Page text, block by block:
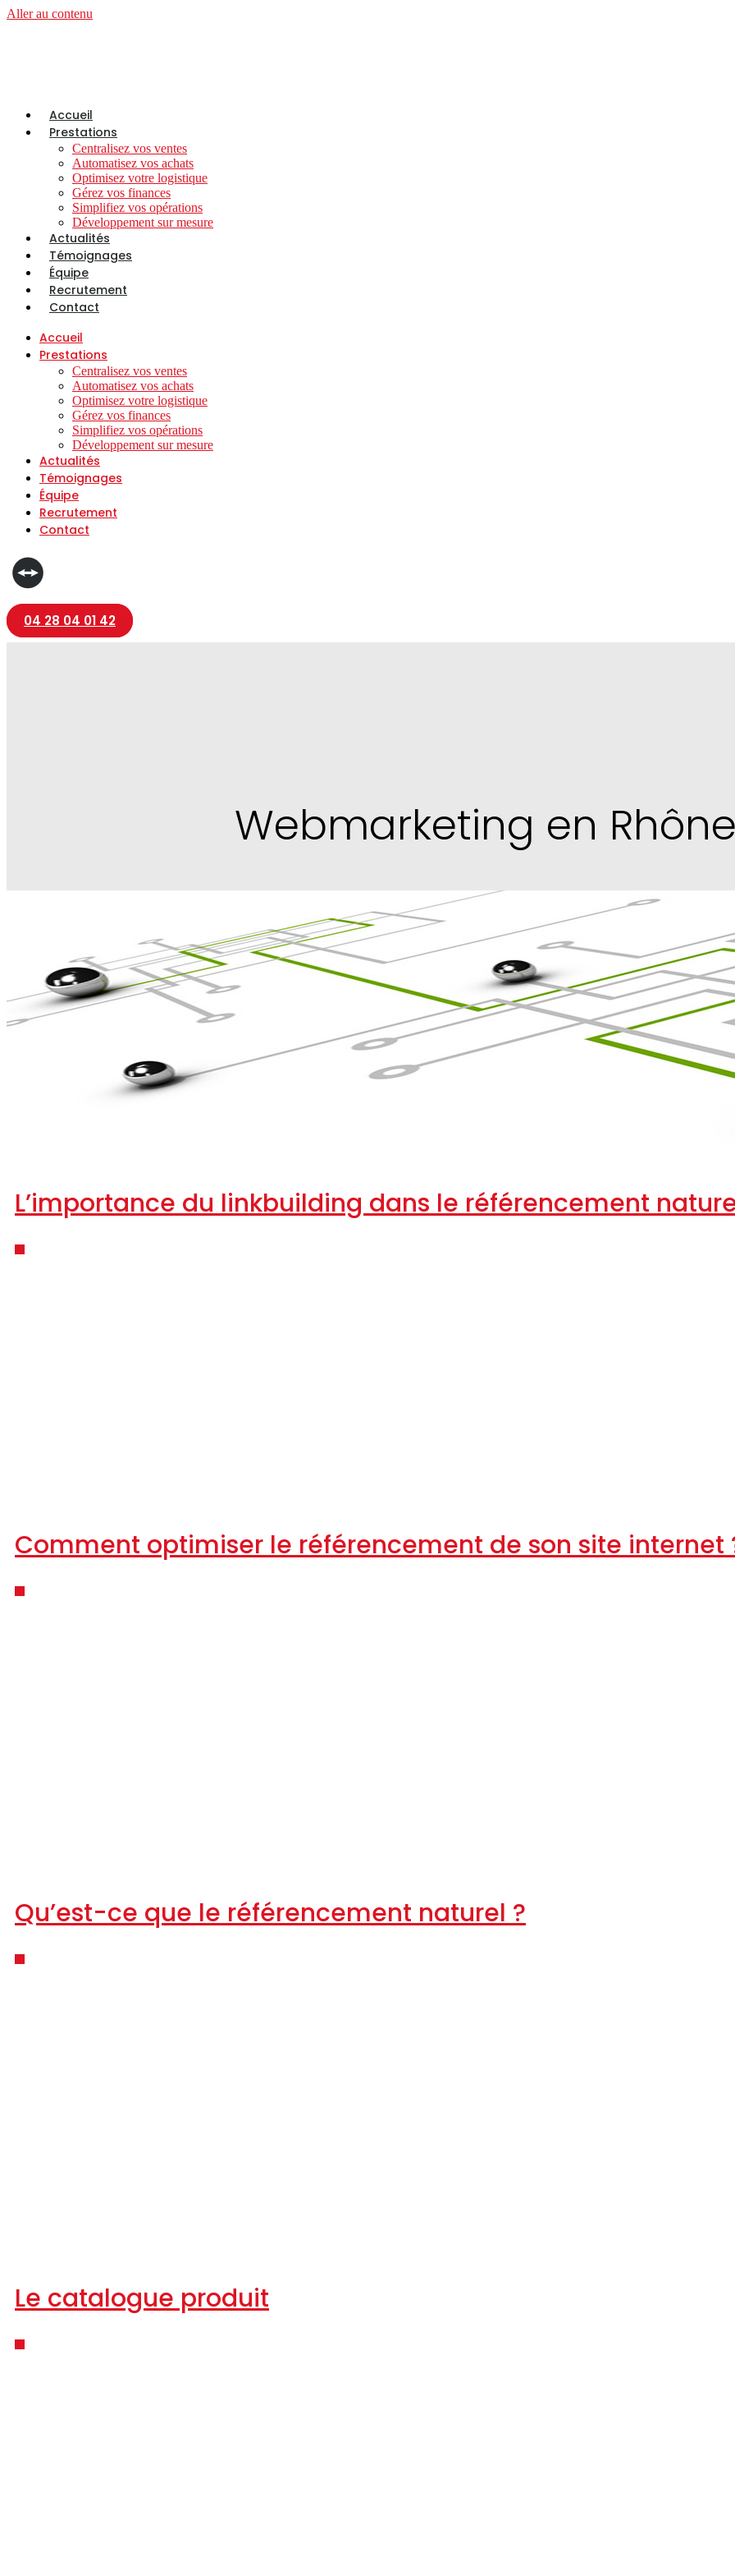
Aller au contenu
Accueil
Prestations
Centralisez vos ventes
Automatisez vos achats
Optimisez votre logistique
Gérez vos finances
Simplifiez vos opérations
Développement sur mesure
Actualités
Témoignages
Équipe
Recrutement
Contact
Accueil
Prestations
Centralisez vos ventes
Automatisez vos achats
Optimisez votre logistique
Gérez vos finances
Simplifiez vos opérations
Développement sur mesure
Actualités
Témoignages
Équipe
Recrutement
Contact
04 28 04 01 42
Webmarketing en
L’importance du linkbuilding dans le référencement
Comment optimiser le référencement de son site internet
Qu’est-ce que le référencement naturel ?
Le catalogue produit